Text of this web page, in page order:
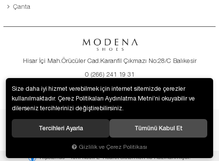
Çanta
Hisar İçi Mah.Örücüler Cad.Karanfil Çıkmazı No:28/C Balıkesir
0 (266) 241 19 31
destek@modenaayakkabi.com
© 2019 Modena Ayakkabı. Tüm hakları saklıdır.
Hipotenüs Yeni Nesil E-Ticaret Sistemleri ile Hazırlanmıştır.
Size daha iyi hizmet verebilmek için internet sitemizde çerezler
kullanılmaktadır. Çerez Politikaları Aydınlatma Metni’ni okuyabilir ve
dilerseniz tercihlerinizi değiştirebilirsiniz.
Tercihleri Ayarla Tümünü Kabul Et
Gizlilik ve Çerez Politikası